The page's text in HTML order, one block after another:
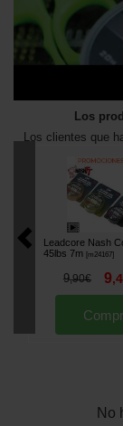
Los
Los clientes que
Leadcore Nash
45lbs 7m [m24167]
9,90€ 9,
No